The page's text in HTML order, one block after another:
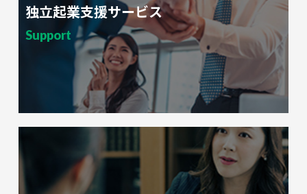
独立起業支援サービス
Support